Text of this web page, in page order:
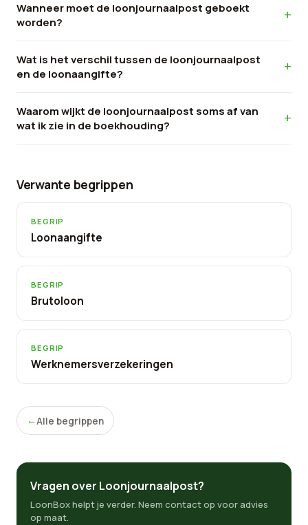
Wanneer moet de loonjournaalpost geboekt
worden?
Wat is het verschil tussen de loonjournaalpost
en de loonaangifte?
Waarom wijkt de loonjournaalpost soms af van
wat ik zie in de boekhouding?
Verwante begrippen
BEGRIP
Loonaangifte
BEGRIP
Brutoloon
BEGRIP
Werknemersverzekeringen
Alle begrippen
Vragen over Loonjournaalpost?
LoonBox helpt je verder. Neem contact op voor advies
op maat.